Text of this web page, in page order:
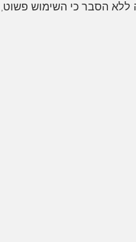
ללא הסבר כי השימוש פשוט,